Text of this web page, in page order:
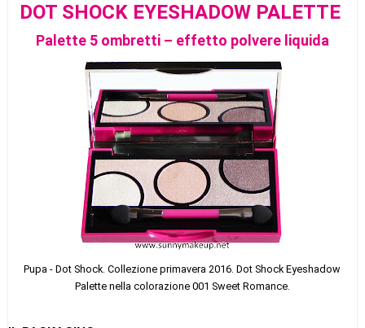
DOT SHOCK EYESHADOW PALETTE
Palette 5 ombretti – effetto polvere liquida
Pupa - Dot Shock. Collezione primavera 2016. Dot Shock Eyeshadow
Palette nella colorazione 001 Sweet Romance.